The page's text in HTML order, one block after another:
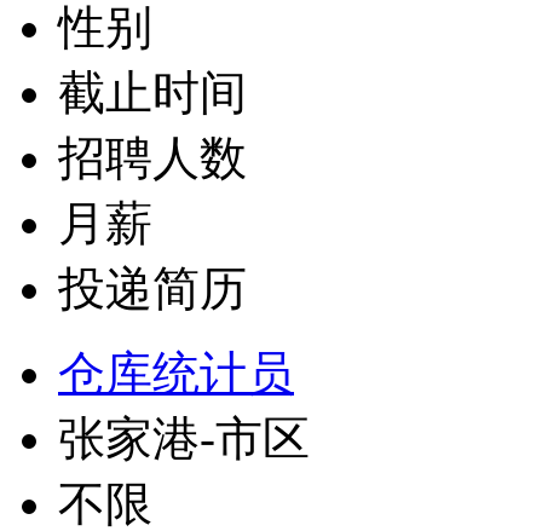
性别
截止时间
招聘人数
月薪
投递简历
仓库统计员
张家港-市区
不限